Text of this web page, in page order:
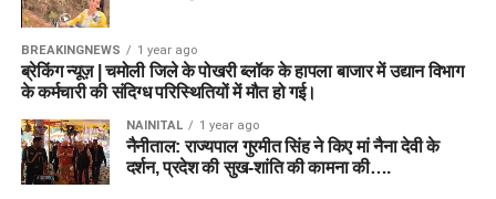
BREAKINGNEWS 1 year ago
ब्रेकिंग न्यूज़ | चमोली जिले के पोखरी ब्लॉक के हापला बाजार में उद्यान विभाग
के कर्मचारी की संदिग्ध परिस्थितियों में मौत हो गई।
NAINITAL 1 year ago
नैनीताल: राज्यपाल गुरमीत सिंह ने किए मां नैना देवी के
दर्शन, प्रदेश की सुख-शांति की कामना की….